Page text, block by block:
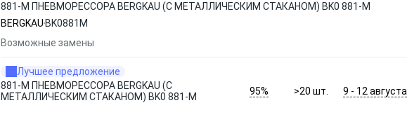
881-M ПНЕВМОРЕССОРА BERGKAU (С МЕТАЛЛИЧЕСКИМ СТАКАНОМ) BK0 881-M
BERGKAU BK0881M
Возможные замены
Лучшее предложение
881-M ПНЕВМОРЕССОРА BERGKAU (С
МЕТАЛЛИЧЕСКИМ СТАКАНОМ) BK0 881-M
95% >20шт. 9 - 12 августа